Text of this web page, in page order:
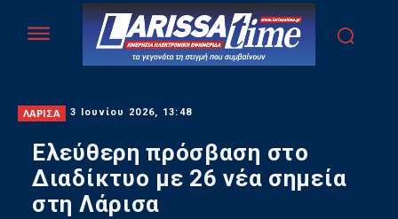
ΛΑΡΙΣΑ 3 Ιουνίου 2026, 13:48
Ελεύθερη πρόσβαση στο
Διαδίκτυο με 26 νέα σημεία
στη Λάρισα